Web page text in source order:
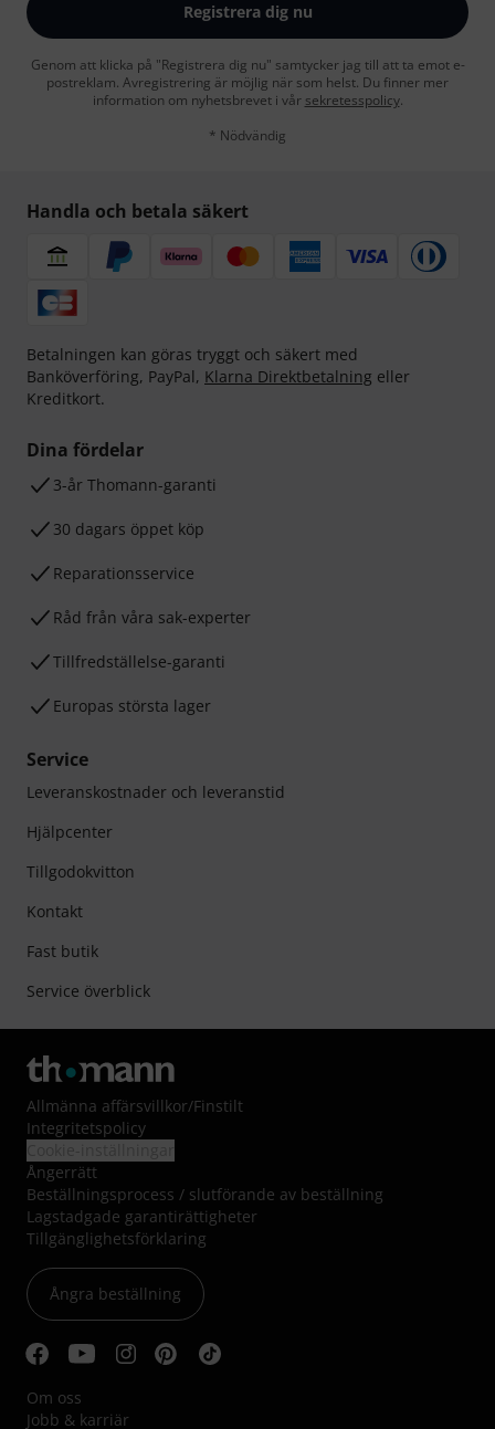
Registrera dig nu
Genom att klicka på "Registrera dig nu" samtycker jag till att ta emot e-
postreklam. Avregistrering är möjlig när som helst. Du finner mer
information om nyhetsbrevet i vår sekretesspolicy.
* Nödvändig
Handla och betala säkert
Betalningen kan göras tryggt och säkert med
Banköverföring, PayPal, Klarna Direktbetalning eller
Kreditkort.
Dina fördelar
3-år Thomann-garanti
30 dagars öppet köp
Reparationsservice
Råd från våra sak-experter
Tillfredställelse-garanti
Europas största lager
Service
Leveranskostnader och leveranstid
Hjälpcenter
Tillgodokvitton
Kontakt
Fast butik
Service överblick
Allmänna affärsvillkor/Finstilt
Integritetspolicy
Ångerrätt
Beställningsprocess / slutförande av beställning
Lagstadgade garantirättigheter
Tillgänglighetsförklaring
Ångra beställning
Om oss
Jobb & karriär